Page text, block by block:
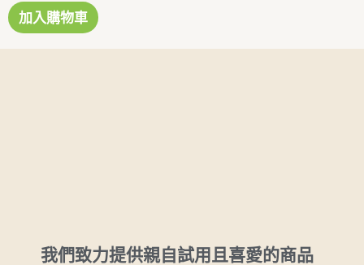
滿
分加入購物車
我們致力提供親自試用且喜愛的商品